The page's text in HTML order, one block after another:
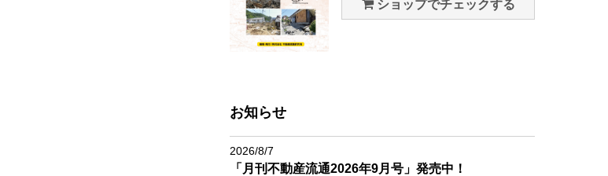
ショップでチェックする
お知らせ
2026/8/7
「月刊不動産流通2026年9月号」発売中！